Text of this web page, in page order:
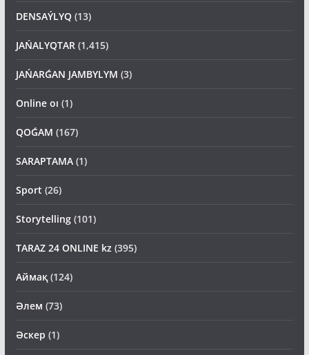
DENSAÝLYQ(13)
JAŃALYQTAR(1,415)
JAŃARǴAN JAMBYLYM (3)
Online oı (1)
QOǴAM (167)
SARAPTAMA(1)
Sport (26)
Storytelling(101)
TARAZ 24 ONLINE kz(395)
Аймақ(124)
Әлем (73)
Әскер (1)